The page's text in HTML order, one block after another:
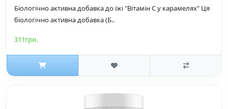
Біологічно активна добавка до їжі "Вітамін C у карамелях" Ця
біологічно активна добавка (Б..
311грн.